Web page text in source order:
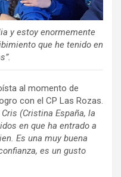
y estoy enormemente
que he tenido en
al momento de
con el CP Las Rozas.
(Cristina España, la
en que ha entrado a
Es una muy buena
es un gusto